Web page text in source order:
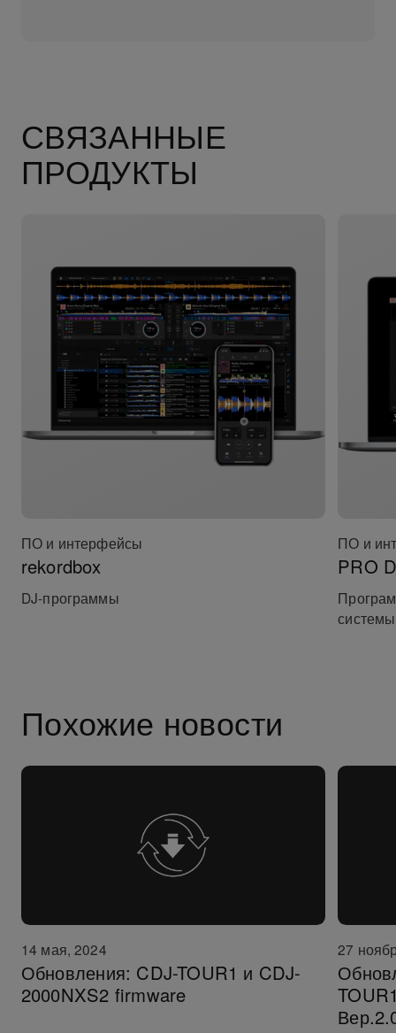
СВЯЗАННЫЕ
ПРОДУКТЫ
ПО и интерфейсы
rekordbox
DJ-программы
ПО и
PRO
Похожие новости
14 мая, 2024
Обновления: CDJ-TOUR1 и CDJ-
2000NXS2 firmware
27